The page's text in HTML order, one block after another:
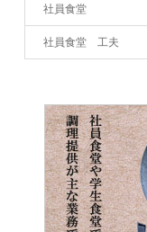
社員食堂
社員食堂 工夫